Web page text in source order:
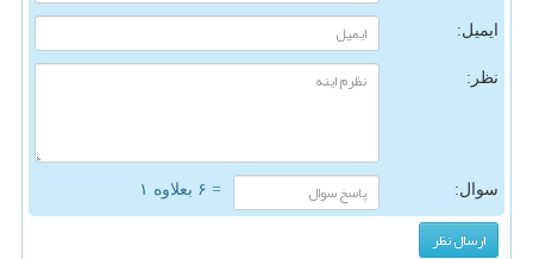
ایمیل:
نظر:
سوال: = ۶ بعلاوه ۱